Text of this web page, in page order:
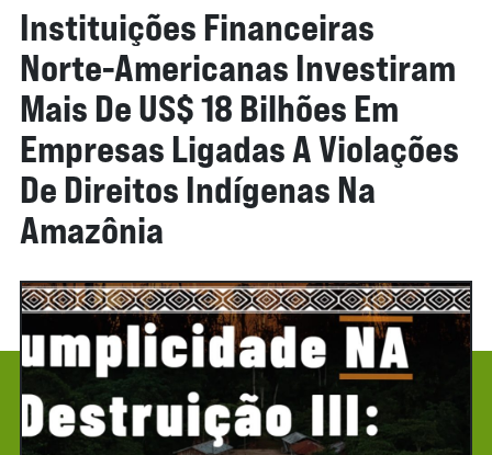
Instituições Financeiras
Norte-Americanas Investiram
Mais De US$ 18 Bilhões Em
Empresas Ligadas A Violações
De Direitos Indígenas Na
Amazônia